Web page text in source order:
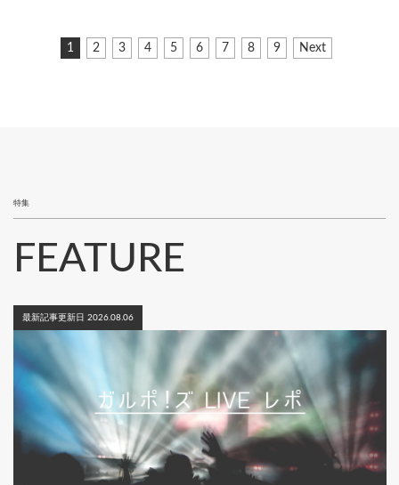
カ
1
ペ
2
ペ
3
ペ
4
ペ
5
ペ
6
ペ
7
ペ
8
ペ
9
次
Next
特集
FEATURE
最新記事更新日 2026.08.06